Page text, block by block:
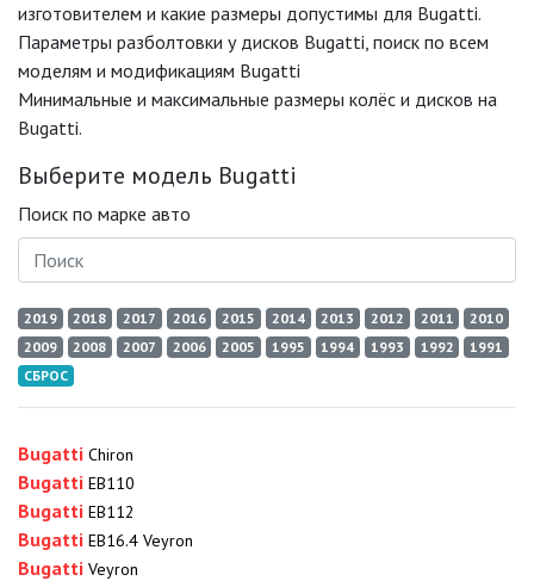
изготовителем и какие размеры допустимы для Bugatti.
Параметры разболтовки у дисков Bugatti, поиск по всем
моделям и модификациям Bugatti
Минимальные и максимальные размеры колёс и дисков на
Bugatti.
Выберите модель Bugatti
Поиск по марке авто
2019 2018 2017 2016 2015 2014 2013 2012 2011
2010
2009
2008 2007 2006 2005 1995 1994 1993 1992
1991
СБРОС
Bugatti Chiron
Bugatti EB110
Bugatti EB112
Bugatti EB16.4 Veyron
Bugatti Veyron